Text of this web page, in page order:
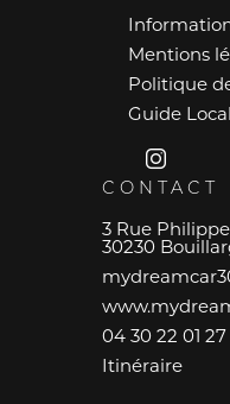
Mentions
Politique
Guide Local
CONTACT
3 Rue
30230
04 30 22 01 27
Itinéraire